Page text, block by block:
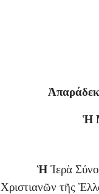
Ἡ
Ἡ Ἱερὰ
Χριστιανῶν τῆς